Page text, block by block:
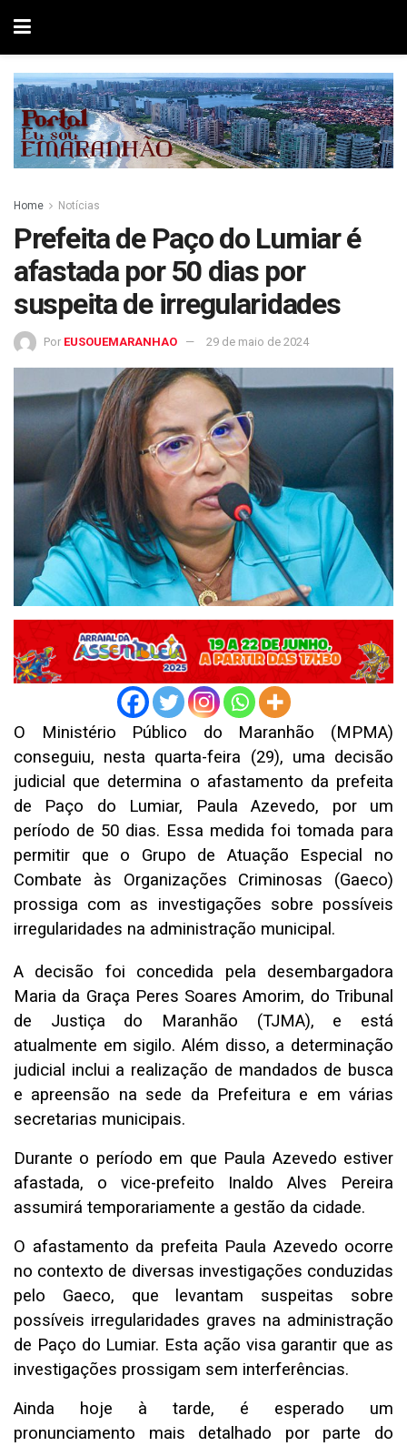
Home Notícias
Prefeita de Paço do Lumiar é
afastada por 50 dias por
suspeita de irregularidades
Por EUSOUEMARANHAO 29 de maio de 2024
O Ministério Público do Maranhão (MPMA)
conseguiu, nesta quarta-feira (29), uma decisão
judicial que determina o afastamento da prefeita
de Paço do Lumiar, Paula Azevedo, por um
período de 50 dias. Essa medida foi tomada para
permitir que o Grupo de Atuação Especial no
Combate às Organizações Criminosas (Gaeco)
prossiga com as investigações sobre possíveis
irregularidades na administração municipal.
A decisão foi concedida pela desembargadora
Maria da Graça Peres Soares Amorim, do Tribunal
de Justiça do Maranhão (TJMA), e está
atualmente em sigilo. Além disso, a determinação
judicial inclui a realização de mandados de busca
e apreensão na sede da Prefeitura e em várias
secretarias municipais.
Durante o período em que Paula Azevedo estiver
afastada, o vice-prefeito Inaldo Alves Pereira
assumirá temporariamente a gestão da cidade.
O afastamento da prefeita Paula Azevedo ocorre
no contexto de diversas investigações conduzidas
pelo Gaeco, que levantam suspeitas sobre
possíveis irregularidades graves na administração
de Paço do Lumiar. Esta ação visa garantir que as
investigações prossigam sem interferências.
Ainda hoje à tarde, é esperado um
pronunciamento mais detalhado por parte do